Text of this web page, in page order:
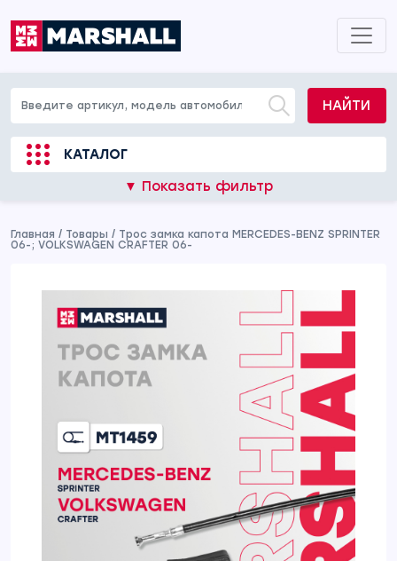
НАЙТИ
КАТАЛОГ
▼ Показать фильтр
Главная / Товары / Трос замка капота MERCEDES-BENZ SPRINTER
06-; VOLKSWAGEN CRAFTER 06-